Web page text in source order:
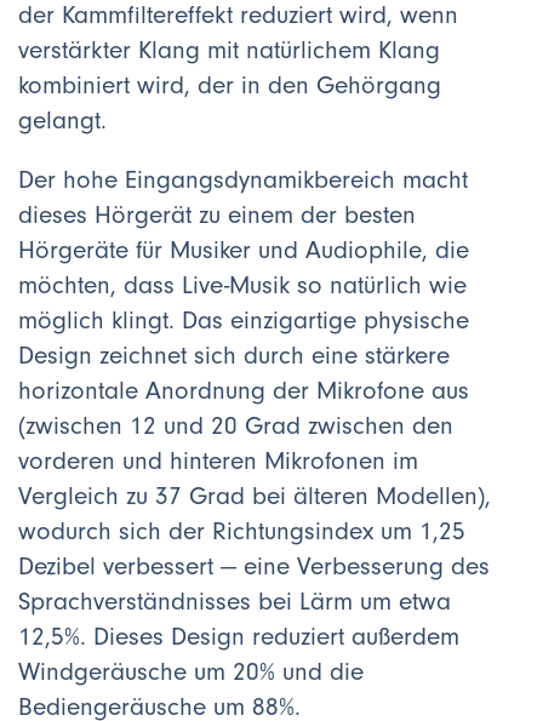
der Kammfiltereffekt reduziert wird, wenn
verstärkter Klang mit natürlichem Klang
kombiniert wird, der in den Gehörgang
gelangt.
Der hohe Eingangsdynamikbereich macht
dieses Hörgerät zu einem der besten
Hörgeräte für Musiker und Audiophile, die
möchten, dass Live-Musik so natürlich wie
möglich klingt. Das einzigartige physische
Design zeichnet sich durch eine stärkere
horizontale Anordnung der Mikrofone aus
(zwischen 12 und 20 Grad zwischen den
vorderen und hinteren Mikrofonen im
Vergleich zu 37 Grad bei älteren Modellen),
wodurch sich der Richtungsindex um 1,25
Dezibel verbessert — eine Verbesserung des
Sprachverständnisses bei Lärm um etwa
12,5%. Dieses Design reduziert außerdem
Windgeräusche um 20% und die
Bediengeräusche um 88%.